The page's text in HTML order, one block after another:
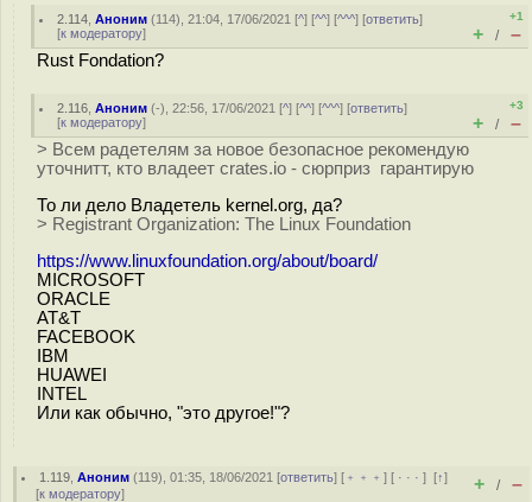
2.114 ,Аноним (114), 21:04, 17/06/2021 [^] [^^] [^^^] [ответить]
[к модератору]
+1
+ / –
Rust Fondation?
2.116 ,Аноним (-), 22:56, 17/06/2021 [^] [^^] [^^^] [ответить]
[к модератору]
+3
+ / –
> Всем радетелям за новое безопасное рекомендую
уточнитт, кто владеет crates.io - сюрприз гарантирую
То ли дело Владетель kernel.org, да?
> Registrant Organization: The Linux Foundation
https://www.linuxfoundation.org/about/board/
MICROSOFT
ORACLE
AT&T
FACEBOOK
IBM
HUAWEI
INTEL
Или как обычно, "это другое!"?
1.119 ,Аноним (119), 01:35, 18/06/2021 [ответить] [ ﹢﹢﹢] [ · · ·][↑]
[к модератору] + / –